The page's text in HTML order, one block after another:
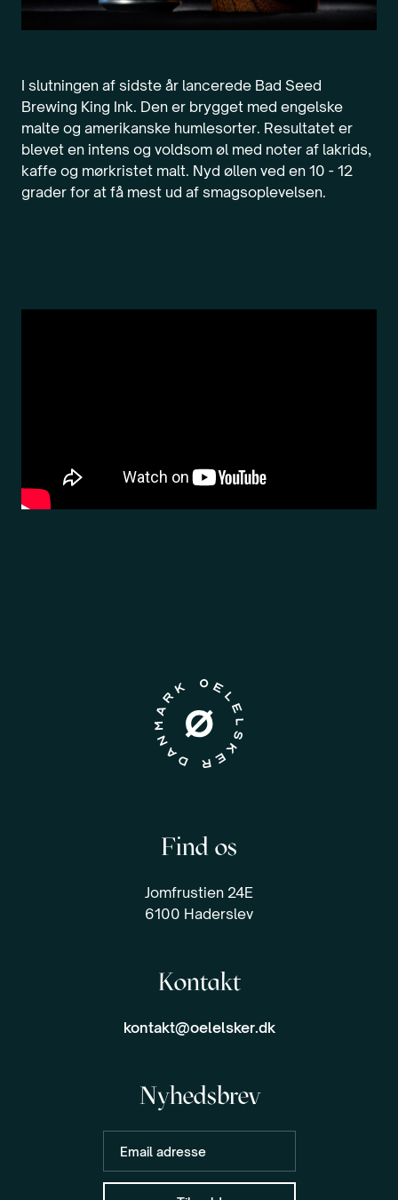
I slutningen af sidste år lancerede Bad Seed
Brewing King Ink. Den er brygget med engelske
malte og amerikanske humlesorter. Resultatet er
blevet en intens og voldsom øl med noter af lakrids,
kaffe og mørkristet malt. Nyd øllen ved en 10 - 12
grader for at få mest ud af smagsoplevelsen.
Find os
Jomfrustien 24E
6100 Haderslev
Kontakt
kontakt@oelelsker.dk
Nyhedsbrev